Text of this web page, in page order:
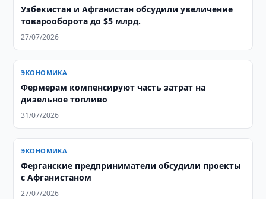
Узбекистан и Афганистан обсудили увеличение
товарооборота до $5 млрд.
27/07/2026
ЭКОНОМИКА
Фермерам компенсируют часть затрат на
дизельное топливо
31/07/2026
ЭКОНОМИКА
Ферганские предприниматели обсудили проекты
с Афганистаном
27/07/2026